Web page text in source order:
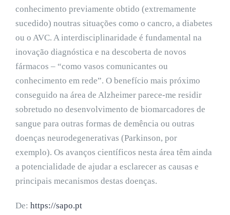
conhecimento previamente obtido (extremamente
sucedido) noutras situações como o cancro, a diabetes
ou o AVC. A interdisciplinaridade é fundamental na
inovação diagnóstica e na descoberta de novos
fármacos – “como vasos comunicantes ou
conhecimento em rede”. O benefício mais próximo
conseguido na área de Alzheimer parece-me residir
sobretudo no desenvolvimento de biomarcadores de
sangue para outras formas de demência ou outras
doenças neurodegenerativas (Parkinson, por
exemplo). Os avanços científicos nesta área têm ainda
a potencialidade de ajudar a esclarecer as causas e
principais mecanismos destas doenças.
De: https://sapo.pt